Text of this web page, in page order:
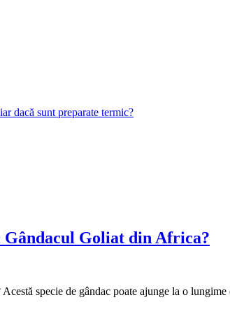
dacă sunt preparate termic?
Gândacul Goliat din Africa?
specie de gândac poate ajunge la o